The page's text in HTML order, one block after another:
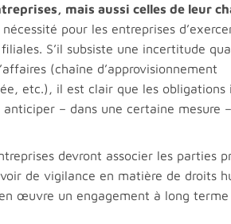
mais aussi celles de leur
pour les entreprises
S’il subsiste une incertitude
(chaîne d’approvisionnement
etc.), il est clair que les obligations
– dans une certaine mesure
devront associer les parties
de vigilance en matière de droits
œuvre un engagement à long terme